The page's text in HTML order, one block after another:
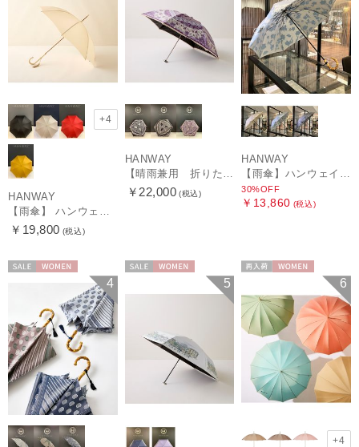
+4
HANWAY
【雨傘】 ハンウェイ （HANWAY） Couturier クチュリエ 長傘 日本製
￥19,800 (税込)
HANWAY
￥22,000 (税込)
HANWAY
30%OFF
￥13,860 (税込)
4 5 6
+4